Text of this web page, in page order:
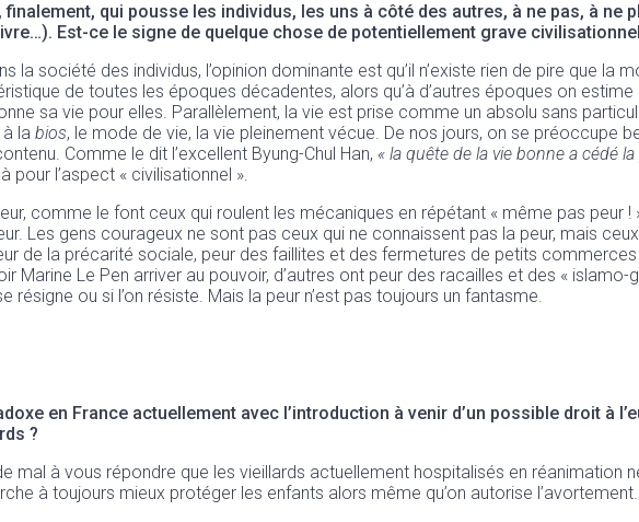
finalement, qui pousse les individus, les uns à côté des autres, à ne pas, à
Est-ce le signe de quelque chose de potentiellement grave
la société des individus, l’opinion dominante est qu’il n’existe rien de pire que
de toutes les époques décadentes, alors qu’à d’autres époques on
sa vie pour elles. Parallèlement, la vie est prise comme un absolu sans
la bios, le mode de vie, la vie pleinement vécue. De nos jours, on se préoccupe
Comme le dit l’excellent Byung-Chul Han, « la quête de la vie bonne a cédé
pour l’aspect « civilisationnel ».
comme le font ceux qui roulent les mécaniques en répétant « même pas peur
Les gens courageux ne sont pas ceux qui ne connaissent pas la peur, mais
de la précarité sociale, peur des faillites et des fermetures de petits
Marine Le Pen arriver au pouvoir, d’autres ont peur des racailles et des «
résigne ou si l’on résiste. Mais la peur n’est pas toujours un fantasme.
en France actuellement avec l’introduction à venir d’un possible droit à
?
mal à vous répondre que les vieillards actuellement hospitalisés en réanimation
à toujours mieux protéger les enfants alors même qu’on autorise